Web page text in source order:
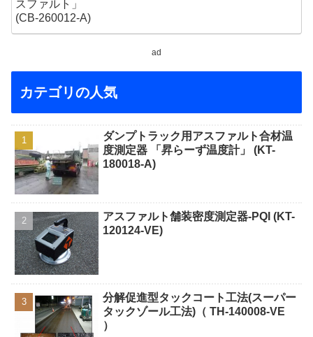
ad
カテゴリの人気
ダンプトラック用アスファルト合材温
度測定器 「昇らーず温度計」 (KT-
180018-A)
アスファルト舗装密度測定器-PQI (KT-
120124-VE)
分解促進型タックコート工法(スーパー
タックゾール工法)（ TH-140008-VE
）